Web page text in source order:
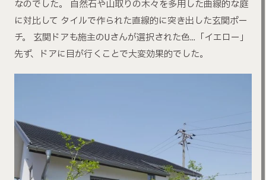
なのでした。 自然石や山取りの木々を多用した曲線的な庭
に対比して タイルで作られた直線的に突き出した玄関ポー
チ。 玄関ドアも施主のUさんが選択された色…「イエロー」
先ず、ドアに目が行くことで大変効果的でした。